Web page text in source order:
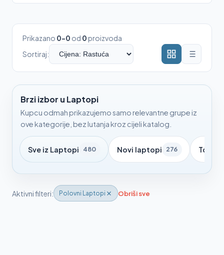
Prikazano 0-0 od 0proizvoda
Sortiraj:
Brzi izbor u Laptopi
Kupcu odmah prikazujemo samo relevantne grupe iz
ove kategorije, bez lutanja kroz cijeli katalog.
Sve iz Laptopi 480 Novi laptopi 276 Torbe
Aktivni filteri: Polovni Laptopi Obriši sve